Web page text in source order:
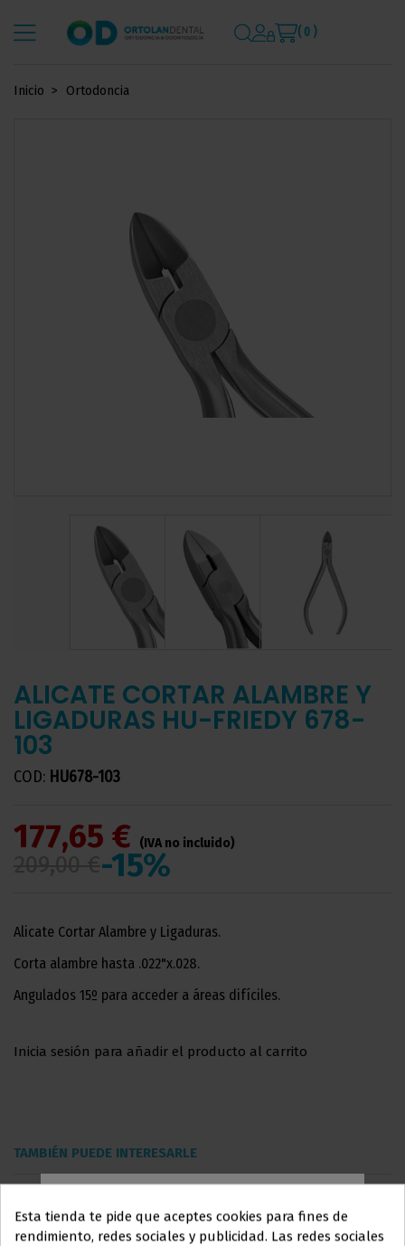
( 0 )
Inicio Ortodoncia
ALICATE CORTAR ALAMBRE Y
LIGADURAS HU-FRIEDY 678-
103
COD: HU678-103
177,65 € (IVA no incluido)
-15%
Alicate Cortar Alambre y Ligaduras.
Corta alambre hasta .022"x.028.
Angulados 15º para acceder a áreas difíciles.
Inicia sesión para añadir el producto al carrito
TAMBIÉN PUEDE INTERESARLE
Esta tienda te pide que aceptes cookies para fines de
rendimiento, redes sociales y publicidad. Las redes sociales